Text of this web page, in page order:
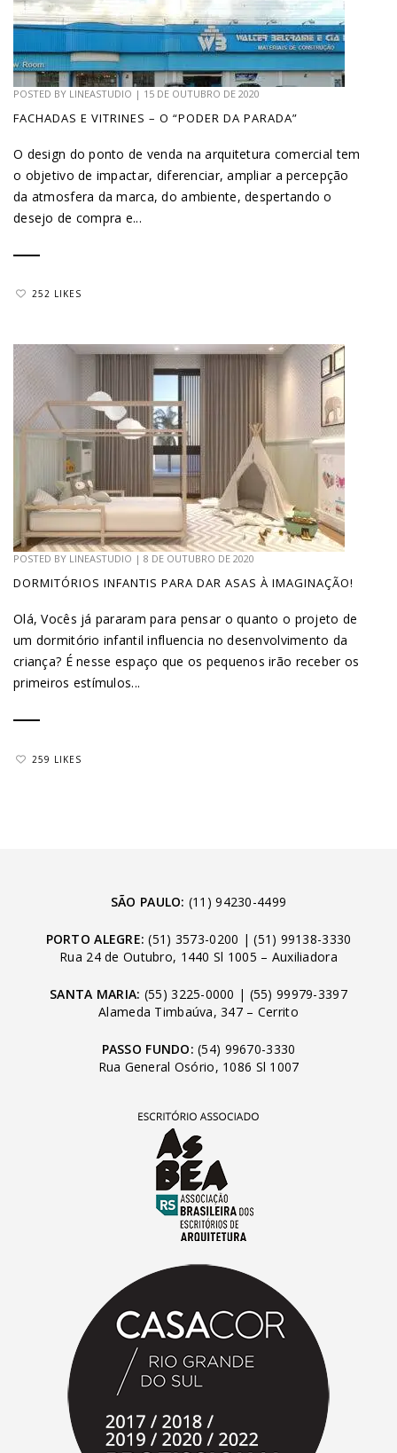
POSTED BY LINEASTUDIO | 15 DE OUTUBRO DE 2020
FACHADAS E VITRINES – O “PODER DA PARADA”
O design do ponto de venda na arquitetura comercial tem
o objetivo de impactar, diferenciar, ampliar a percepção
da atmosfera da marca, do ambiente, despertando o
desejo de compra e...
252 LIKES
POSTED BY LINEASTUDIO | 8 DE OUTUBRO DE 2020
DORMITÓRIOS INFANTIS PARA DAR ASAS À IMAGINAÇÃO!
Olá, Vocês já pararam para pensar o quanto o projeto de
um dormitório infantil influencia no desenvolvimento da
criança? É nesse espaço que os pequenos irão receber os
primeiros estímulos...
259 LIKES
SÃO PAULO: (11) 94230-4499
PORTO ALEGRE: (51) 3573-0200 |(51) 99138-3330
Rua 24 de Outubro, 1440 Sl 1005 – Auxiliadora
SANTA MARIA: (55) 3225-0000 | (55) 99979-3397
Alameda Timbaúva, 347 – Cerrito
PASSO FUNDO: (54) 99670-3330
Rua General Osório, 1086 Sl 1007